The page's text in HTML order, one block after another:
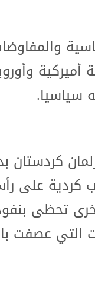
أميركية
سياسيا.
كردستان
تشرين الثاني القادم حيث توصّلت 7 أحزاب
تحظى
التي عصفت